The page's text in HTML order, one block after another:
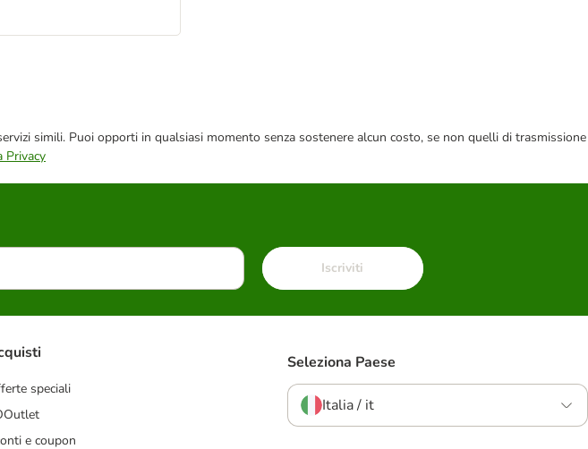
simili. Puoi opporti in qualsiasi momento senza sostenere alcun costo, se non quelli di trasmissione
Privacy
Iscriviti
speciali
e coupon
Seleziona Paese
Italia / it